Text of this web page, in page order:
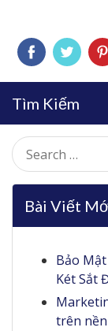
Tìm Kiếm
Search
for:
Bài Viết
Bảo
Két Sắt
trên